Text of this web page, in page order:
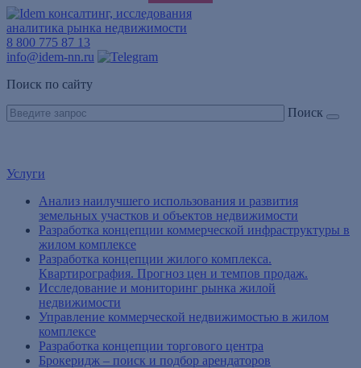
консалтинг, исследования
аналитика рынка недвижимости
8 800 775 87 13
info@idem-nn.ru
Поиск по сайту
Поиск
Услуги
Анализ наилучшего использования и развития
земельных участков и объектов недвижимости
Разработка концепции коммерческой инфраструктуры в
жилом комплексе
Разработка концепции жилого комплекса.
Квартирография. Прогноз цен и темпов продаж.
Исследование и мониторинг рынка жилой
недвижимости
Управление коммерческой недвижимостью в жилом
комплексе
Разработка концепции торгового центра
Брокеридж – поиск и подбор арендаторов